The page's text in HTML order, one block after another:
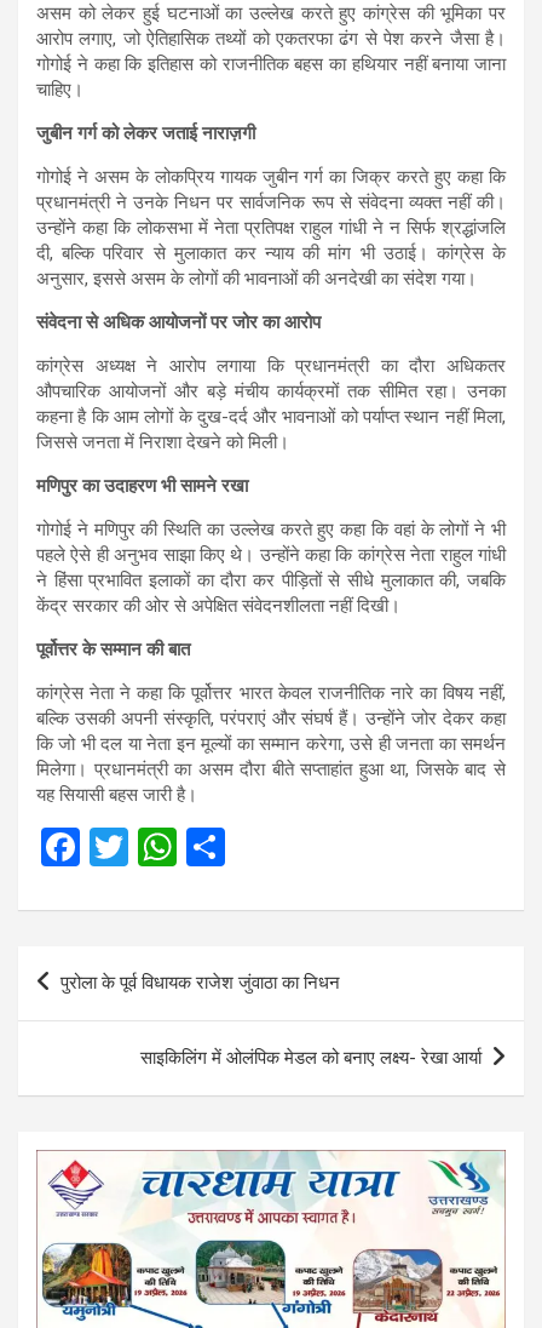
असम को लेकर हुई घटनाओं का उल्लेख करते हुए कांग्रेस की भूमिका पर
आरोप लगाए, जो ऐतिहासिक तथ्यों को एकतरफा ढंग से पेश करने जैसा है।
गोगोई ने कहा कि इतिहास को राजनीतिक बहस का हथियार नहीं बनाया जाना
चाहिए।
जुबीन गर्ग को लेकर जताई नाराज़गी
गोगोई ने असम के लोकप्रिय गायक जुबीन गर्ग का जिक्र करते हुए कहा कि
प्रधानमंत्री ने उनके निधन पर सार्वजनिक रूप से संवेदना व्यक्त नहीं की।
उन्होंने कहा कि लोकसभा में नेता प्रतिपक्ष राहुल गांधी ने न सिर्फ श्रद्धांजलि
दी, बल्कि परिवार से मुलाकात कर न्याय की मांग भी उठाई। कांग्रेस के
अनुसार, इससे असम के लोगों की भावनाओं की अनदेखी का संदेश गया।
संवेदना से अधिक आयोजनों पर जोर का आरोप
कांग्रेस अध्यक्ष ने आरोप लगाया कि प्रधानमंत्री का दौरा अधिकतर
औपचारिक आयोजनों और बड़े मंचीय कार्यक्रमों तक सीमित रहा। उनका
कहना है कि आम लोगों के दुख-दर्द और भावनाओं को पर्याप्त स्थान नहीं मिला,
जिससे जनता में निराशा देखने को मिली।
मणिपुर का उदाहरण भी सामने रखा
गोगोई ने मणिपुर की स्थिति का उल्लेख करते हुए कहा कि वहां के लोगों ने भी
पहले ऐसे ही अनुभव साझा किए थे। उन्होंने कहा कि कांग्रेस नेता राहुल गांधी
ने हिंसा प्रभावित इलाकों का दौरा कर पीड़ितों से सीधे मुलाकात की, जबकि
केंद्र सरकार की ओर से अपेक्षित संवेदनशीलता नहीं दिखी।
पूर्वोत्तर के सम्मान की बात
कांग्रेस नेता ने कहा कि पूर्वोत्तर भारत केवल राजनीतिक नारे का विषय नहीं,
बल्कि उसकी अपनी संस्कृति, परंपराएं और संघर्ष हैं। उन्होंने जोर देकर कहा
कि जो भी दल या नेता इन मूल्यों का सम्मान करेगा, उसे ही जनता का समर्थन
मिलेगा। प्रधानमंत्री का असम दौरा बीते सप्ताहांत हुआ था, जिसके बाद से
यह सियासी बहस जारी है।
F
ce
o
T
tt
er
W
at
A
p
p
ar
Post
navigation
पुरोला के पूर्व विधायक राजेश जुंवाठा का निधन
साइकिलिंग में ओलंपिक मेडल को बनाए लक्ष्य- रेखा आर्या